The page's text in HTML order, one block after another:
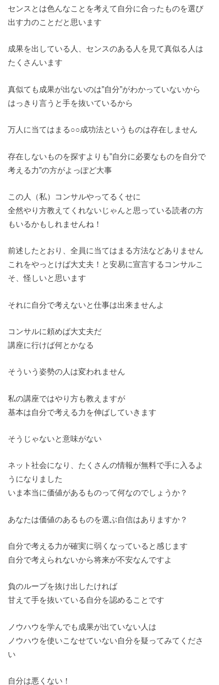
センスとは色んなことを考えて自分に合ったものを選び
出す力のことだと思います
成果を出している人、センスのある人を見て真似る人は
たくさんいます
真似ても成果が出ないのは”自分”がわかっていないから
はっきり言うと手を抜いているから
万人に当てはまる○○成功法というものは存在しません
存在しないものを探すよりも”自分に必要なものを自分で
考える力”の方がよっぽど大事
この人（私）コンサルやってるくせに
全然やり方教えてくれないじゃんと思っている読者の方
もいるかもしれませんね！
前述したとおり、全員に当てはまる方法などありません
これをやっとけば大丈夫！と安易に宣言するコンサルこ
そ、怪しいと思います
それに自分で考えないと仕事は出来ませんよ
コンサルに頼めば大丈夫だ
講座に行けば何とかなる
そういう姿勢の人は変われません
私の講座ではやり方も教えますが
基本は自分で考える力を伸ばしていきます
そうじゃないと意味がない
ネット社会になり、たくさんの情報が無料で手に入るよ
うになりました
いま本当に価値があるものって何なのでしょうか？
あなたは価値のあるものを選ぶ自信はありますか？
自分で考える力が確実に弱くなっていると感じます
自分で考えられないから将来が不安なんですよ
負のループを抜け出したければ
甘えて手を抜いている自分を認めることです
ノウハウを学んでも成果が出ていない人は
ノウハウを使いこなせていない自分を疑ってみてくださ
い
自分は悪くない！